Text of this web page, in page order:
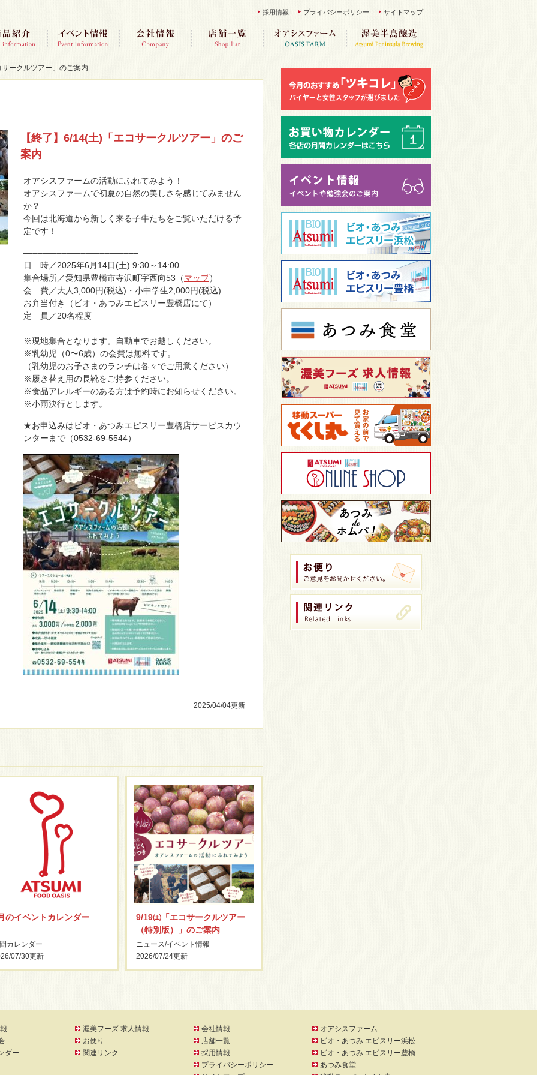
採用情報 プライバシーポリシー サイトマップ
ークルツアー」のご案内
【終了】6/14(土)「エコサークルツアー」のご
案内
オアシスファームの活動にふれてみよう！
オアシスファームで初夏の自然の美しさを感じてみません
か？
今回は北海道から新しく来る子牛たちをご覧いただける予
定です！
–­­–­­–­­–­­–­­–­­–­­–­­–­­–­­–­­–­­–­­–­­–­­–­­–­­–­­–­­–­­–­­–­­–­­–
日 時／2025年6月14日(土) 9:30～14:00
集合場所／愛知県豊橋市寺沢町字西向53（マップ）
会 費／大人3,000円(税込)・小中学生2,000円(税込)
お弁当付き（ビオ・あつみエピスリー豊橋店にて）
定 員／20名程度
–­­–­­–­­–­­–­­–­­–­­–­­–­­–­­–­­–­­–­­–­­–­­–­­–­­–­­–­­–­­–­­–­­–­­–
※現地集合となります。自動車でお越しください。
※乳幼児（0〜6歳）の会費は無料です。
（乳幼児のお子さまのランチは各々でご用意ください）
※履き替え用の長靴をご持参ください。
※食品アレルギーのある方は予約時にお知らせください。
※小雨決行とします。
★お申込みはビオ・あつみエピスリー豊橋店サービスカウ
ンターまで（0532-69-5544）
2025/04/04更新
のイベントカレンダー
カレンダー
07/30更新
9/19㈯「エコサークルツアー
（特別版）」のご案内
ニュース/イベント情報
2026/07/24更新
ダー
渥美フーズ 求人情報
お便り
関連リンク
会社情報
店舗一覧
採用情報
プライバシーポリシー
オアシスファーム
ビオ・あつみ エピスリー浜松
ビオ・あつみ エピスリー豊橋
あつみ食堂